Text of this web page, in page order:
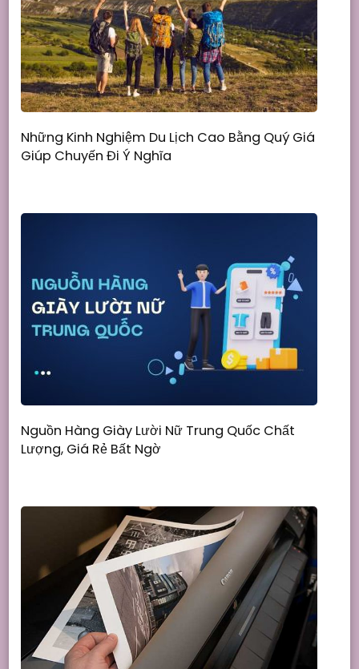
Những Kinh Nghiệm Du Lịch Cao Bằng Quý Giá
Giúp Chuyến Đi Ý Nghĩa
Nguồn Hàng Giày Lười Nữ Trung Quốc Chất
Lượng, Giá Rẻ Bất Ngờ